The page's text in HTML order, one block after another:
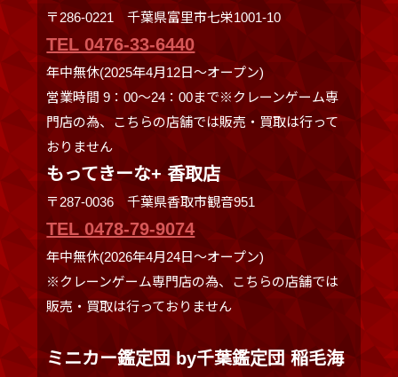
〒286-0221 千葉県富里市七栄1001-10
TEL 0476-33-6440
年中無休(2025年4月12日～オープン)
営業時間 9：00～24：00まで※クレーンゲーム専
門店の為、こちらの店舗では販売・買取は行って
おりません
もってきーな+ 香取店
〒287-0036 千葉県香取市観音951
TEL 0478-79-9074
年中無休(2026年4月24日～オープン)
※クレーンゲーム専門店の為、こちらの店舗では
販売・買取は行っておりません
ミニカー鑑定団 by千葉鑑定団 稲毛海